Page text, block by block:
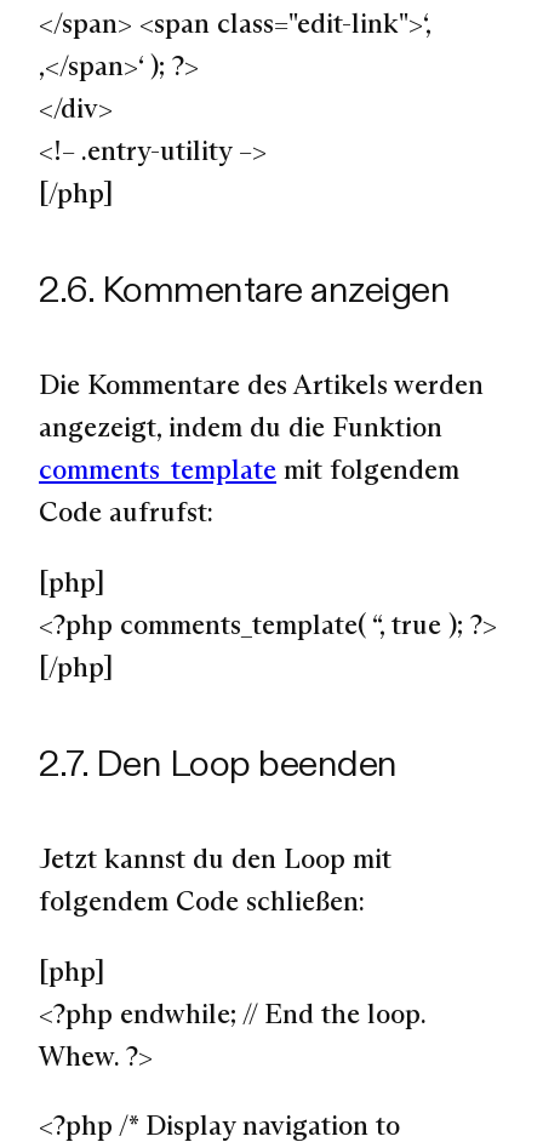
</span> <span class="edit-link">‘,
‚</span>‘ ); ?>
</div>
<!– .entry-utility –>
[/php]
2.6. Kommentare anzeigen
Die Kommentare des Artikels werden
angezeigt, indem du die Funktion
comments_template mit folgendem
Code aufrufst:
[php]
<?php comments_template( “, true ); ?>
[/php]
2.7. Den Loop beenden
Jetzt kannst du den Loop mit
folgendem Code schließen:
[php]
<?php endwhile; // End the loop.
Whew. ?>
<?php /* Display navigation to